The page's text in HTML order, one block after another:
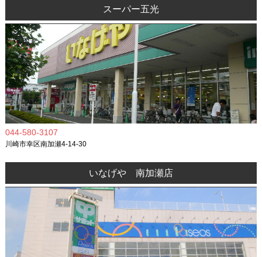
スーパー五光
044-580-3107
川崎市幸区南加瀬4-14-30
いなげや 南加瀬店